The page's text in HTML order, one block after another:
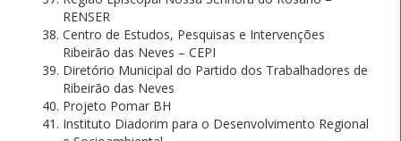
RENSER
Centro de Estudos, Pesquisas e Intervenções
Ribeirão das Neves – CEPI
Diretório Municipal do Partido dos Trabalhadores de
Ribeirão das Neves
Projeto Pomar BH
Instituto Diadorim para o Desenvolvimento Regional